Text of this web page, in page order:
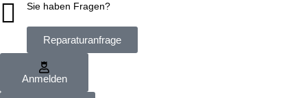
Sie haben Fragen?
Reparaturanfrage
Anmelden